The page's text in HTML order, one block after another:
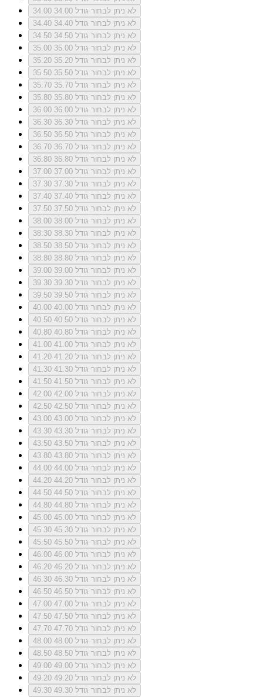
34.00
לא ניתן לבחור גודל 34.00
34.40
לא ניתן לבחור גודל 34.40
34.50
לא ניתן לבחור גודל 34.50
35.00
לא ניתן לבחור גודל 35.00
35.20
לא ניתן לבחור גודל 35.20
35.50
לא ניתן לבחור גודל 35.50
35.70
לא ניתן לבחור גודל 35.70
35.80
לא ניתן לבחור גודל 35.80
36.00
לא ניתן לבחור גודל 36.00
36.30
לא ניתן לבחור גודל 36.30
36.50
לא ניתן לבחור גודל 36.50
36.70
לא ניתן לבחור גודל 36.70
36.80
לא ניתן לבחור גודל 36.80
37.00
לא ניתן לבחור גודל 37.00
37.30
לא ניתן לבחור גודל 37.30
37.40
לא ניתן לבחור גודל 37.40
37.50
לא ניתן לבחור גודל 37.50
38.00
לא ניתן לבחור גודל 38.00
38.30
לא ניתן לבחור גודל 38.30
38.50
לא ניתן לבחור גודל 38.50
38.80
לא ניתן לבחור גודל 38.80
39.00
לא ניתן לבחור גודל 39.00
39.30
לא ניתן לבחור גודל 39.30
39.50
לא ניתן לבחור גודל 39.50
40.00
לא ניתן לבחור גודל 40.00
40.50
לא ניתן לבחור גודל 40.50
40.80
לא ניתן לבחור גודל 40.80
41.00
לא ניתן לבחור גודל 41.00
41.20
לא ניתן לבחור גודל 41.20
41.30
לא ניתן לבחור גודל 41.30
41.50
לא ניתן לבחור גודל 41.50
42.00
לא ניתן לבחור גודל 42.00
42.50
לא ניתן לבחור גודל 42.50
43.00
לא ניתן לבחור גודל 43.00
43.30
לא ניתן לבחור גודל 43.30
43.50
לא ניתן לבחור גודל 43.50
43.80
לא ניתן לבחור גודל 43.80
44.00
לא ניתן לבחור גודל 44.00
44.20
לא ניתן לבחור גודל 44.20
44.50
לא ניתן לבחור גודל 44.50
44.80
לא ניתן לבחור גודל 44.80
45.00
לא ניתן לבחור גודל 45.00
45.30
לא ניתן לבחור גודל 45.30
45.50
לא ניתן לבחור גודל 45.50
46.00
לא ניתן לבחור גודל 46.00
46.20
לא ניתן לבחור גודל 46.20
46.30
לא ניתן לבחור גודל 46.30
46.50
לא ניתן לבחור גודל 46.50
47.00
לא ניתן לבחור גודל 47.00
47.50
לא ניתן לבחור גודל 47.50
47.70
לא ניתן לבחור גודל 47.70
48.00
לא ניתן לבחור גודל 48.00
48.50
לא ניתן לבחור גודל 48.50
49.00
לא ניתן לבחור גודל 49.00
49.20
לא ניתן לבחור גודל 49.20
49.30
לא ניתן לבחור גודל 49.30